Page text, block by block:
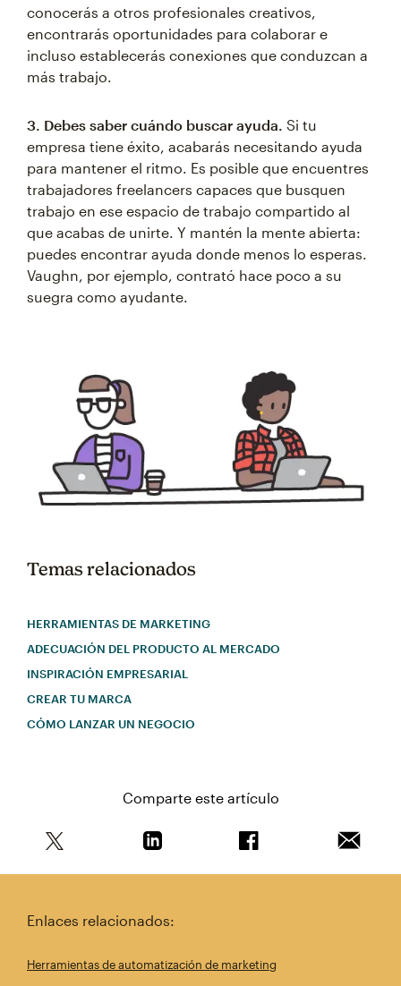
conocerás a otros profesionales creativos,
encontrarás oportunidades para colaborar e
incluso establecerás conexiones que conduzcan a
más trabajo.
3. Debes saber cuándo buscar ayuda. Si tu
empresa tiene éxito, acabarás necesitando ayuda
para mantener el ritmo. Es posible que encuentres
trabajadores freelancers capaces que busquen
trabajo en ese espacio de trabajo compartido al
que acabas de unirte. Y mantén la mente abierta:
puedes encontrar ayuda donde menos lo esperas.
Vaughn, por ejemplo, contrató hace poco a su
suegra como ayudante.
Temas relacionados
HERRAMIENTAS DE MARKETING
ADECUACIÓN DEL PRODUCTO AL MERCADO
INSPIRACIÓN EMPRESARIAL
CREAR TU MARCA
CÓMO LANZAR UN NEGOCIO
Comparte este artículo
Enlaces relacionados:
Herramientas de automatización de marketing